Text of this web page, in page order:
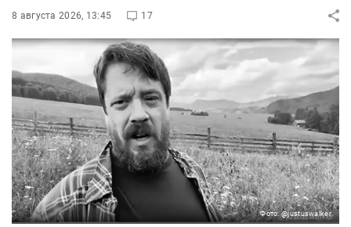
8 августа 2026, 13:45 17
Фото: @justuswalker